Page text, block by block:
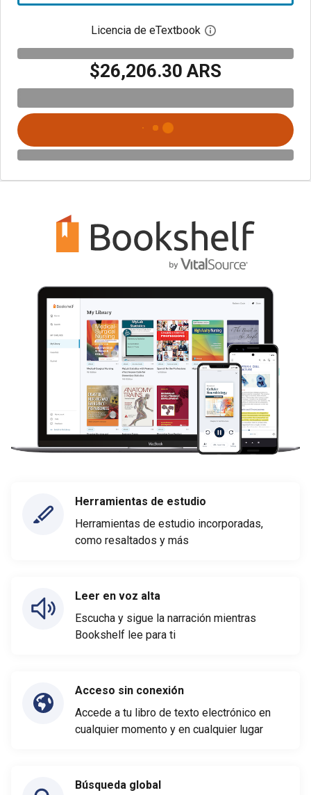
Licencia de eTextbook Abre el cuadro de
$26,206.30 ARS
Herramientas de estudio
Herramientas de estudio incorporadas,
como resaltados y más
Leer en voz alta
Escucha y sigue la narración mientras
Bookshelf lee para ti
Acceso sin conexión
Accede a tu libro de texto electrónico en
cualquier momento y en cualquier lugar
Búsqueda global